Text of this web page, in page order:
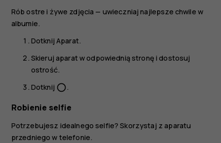
Rób ostre i żywe zdjęcia — uwieczniaj najlepsze chwile w
albumie.
DotknijAparat.
Skieruj aparat w odpowiednią stronę i dostosuj
ostrość.
Dotknij panorama_fish_eye.
Robienie selfie
Potrzebujesz idealnego selfie? Skorzystaj z aparatu
przedniego w telefonie.